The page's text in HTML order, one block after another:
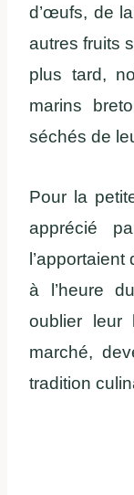
d’œufs, de
autres fruits
plus tard,
marins
séchés de
Pour la
apprécié
à l’heure
oublier leur
marché,
tradition